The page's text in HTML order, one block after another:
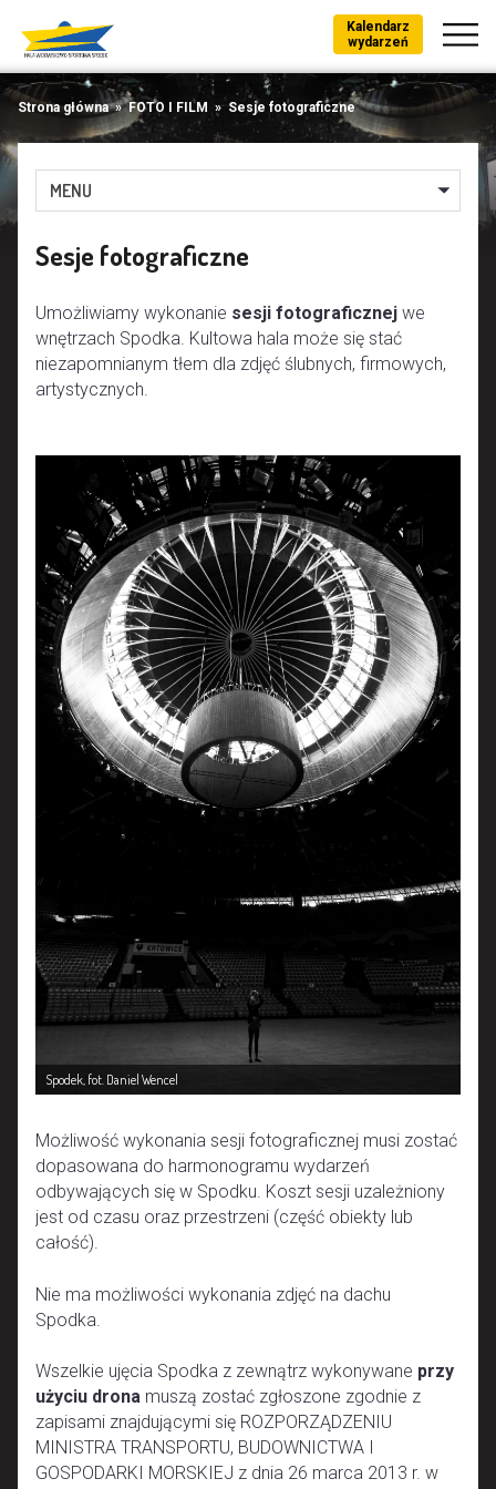
Kalendarz
wydarzeń
Strona główna»FOTO I FILM » Sesje fotograficzne
MENU
Sesje fotograficzne
Umożliwiamy wykonanie sesji fotograficznej we
wnętrzach Spodka. Kultowa hala może się stać
niezapomnianym tłem dla zdjęć ślubnych, firmowych,
artystycznych.
Spodek, fot. Daniel Wencel
Możliwość wykonania sesji fotograficznej musi zostać
dopasowana do harmonogramu wydarzeń
odbywających się w Spodku. Koszt sesji uzależniony
jest od czasu oraz przestrzeni (część obiekty lub
całość).
Nie ma możliwości wykonania zdjęć na dachu
Spodka.
Wszelkie ujęcia Spodka z zewnątrz wykonywane przy
użyciu drona muszą zostać zgłoszone zgodnie z
zapisami znajdującymi się ROZPORZĄDZENIU
MINISTRA TRANSPORTU, BUDOWNICTWA I
GOSPODARKI MORSKIEJ z dnia 26 marca 2013 r. w